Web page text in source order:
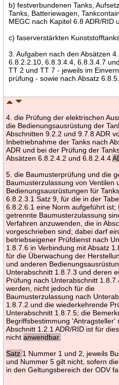
b) festverbundenen Tanks,
Tanks, Batteriewagen,
MEGC nach Kapitel 6.8 ADR/RID
c) faserverstärkten
3. Aufgaben nach den Absätzen
6.8.2.2.10, 6.8.3.4.4, 6.8.3.4.7
TT 2 und TT 7 - jeweils im
prüfung - sowie nach Absatz
4. die Prüfung der elektrischen
die Bedienungsausrüstung der
Abschnitten 9.2.2 und 9.7.8 ADR
Inbetriebnahme der Tanks nach
ADR und bei der Prüfung der
Absätzen 6.8.2.4.2 und 6.8.2.4.4
5. die Baumusterprüfung und die
Baumusterzulassung von Ventilen
Bedienungsausrüstungen für
6.8.2.3.1 Satz 9, für die in der
6.8.2.6.1 eine Norm aufgeführt ist;
getrennte Baumusterzulassung
Verfahren anzuwenden, die in
vorgeschrieben sind; dabei darf ein
betriebseigener Prüfdienst nach
1.8.7.6 in Verbindung mit Absatz
für die Überwachung der
und anderen
Unterabschnitt 1.8.7.3 und deren
Prüfung nach Unterabschnitt
werden, nicht jedoch für die
Baumusterzulassung nach
1.8.7.2 und die wiederkehrende
Unterabschnitt 1.8.7.5; die
Begriffsbestimmung 'Antragsteller'
Abschnitt 1.2.1 ADR/RID ist für
nichtanwendbar.
Satz 1 Nummer 1 und 2, jeweils
und Nummer 5 gilt nicht, sofern
in den Geltungsbereich der ODV